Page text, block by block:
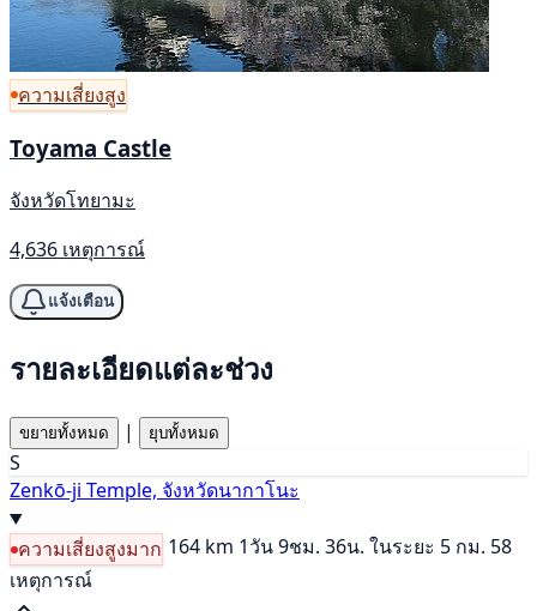
ความเสี่ยงสูง
Toyama Castle
จังหวัดโทยามะ
4,636 เหตุการณ์
แจ้งเตือน
รายละเอียดแต่ละช่วง
ขยายทั้งหมด | ยุบทั้งหมด
S
Zenkō-ji Temple, จังหวัดนากาโนะ
ความเสี่ยงสูงมาก 164 km 1วัน 9ชม. 36น. ในระยะ 5 กม. 58
เหตุการณ์